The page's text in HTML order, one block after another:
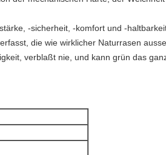
-sicherheit, -komfort und -
die wie wirklicher Naturrasen
verblaßt nie, und kann grün das